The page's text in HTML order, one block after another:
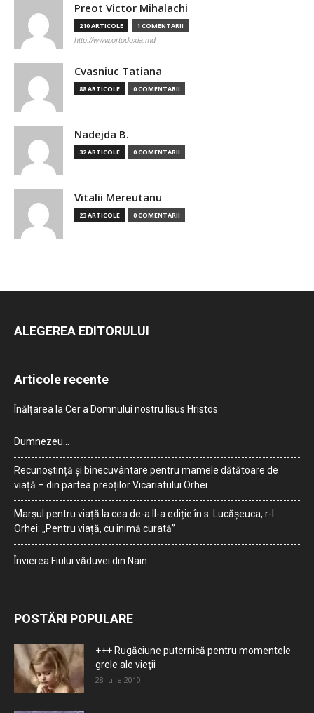
Preot Victor Mihalachi
210 ARTICOLE 1 COMENTARII
http://www.ortodoxia.md
Cvasniuc Tatiana
88 ARTICOLE 0 COMENTARII
Nadejda B.
32 ARTICOLE 0 COMENTARII
Vitalii Mereutanu
23 ARTICOLE 0 COMENTARII
ALEGEREA EDITORULUI
Articole recente
Înălțarea la Cer a Domnului nostru Iisus Hristos
Dumnezeu…
Recunoștință și binecuvântare pentru mamele dătătoare de
viață – din partea preoților Vicariatului Orhei
Marșul pentru viață la cea de-a II-a ediție în s. Lucășeuca, r-l
Orhei: „Pentru viață, cu inimă curată”
Învierea Fiului văduvei din Nain
POSTĂRI POPULARE
+++ Rugăciune puternică pentru momentele
grele ale vieţii
28 iulie 2010